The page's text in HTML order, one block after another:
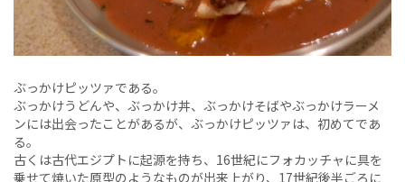
ぶっかけピッツァである。
ぶっかけうどんや、ぶっかけ丼、ぶっかけそばやぶっかけラーメ
ンには出会ったことがあるが、ぶっかけピッツァは、初めてであ
る。
古くは古代エジプトに起源を持ち、16世紀にフォカッチャに具を
乗せて焼いた原型のようなものが出来上がり、17世紀後半ごろに